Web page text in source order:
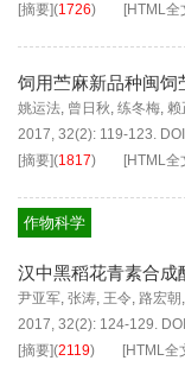
[摘要](1726) [HTML全
饲用苎麻新品种闽饲
姚运法, 曾日秋, 练冬梅, 赖
2017, 32(2): 119-123.
[摘要](1817) [HTML全
作物科学
汉中黑稻花青素合成
尹亚军, 张涛, 王令, 路宏朝 ,
2017, 32(2): 124-129.
[摘要](2119) [HTML全